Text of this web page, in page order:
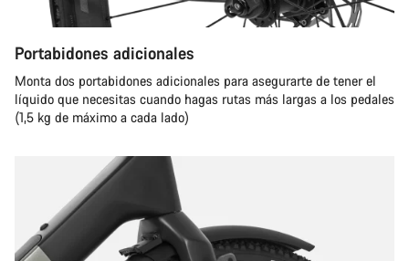
Portabidones adicionales
Monta dos portabidones adicionales para asegurarte de tener el
líquido que necesitas cuando hagas rutas más largas a los pedales
(1,5 kg de máximo a cada lado)